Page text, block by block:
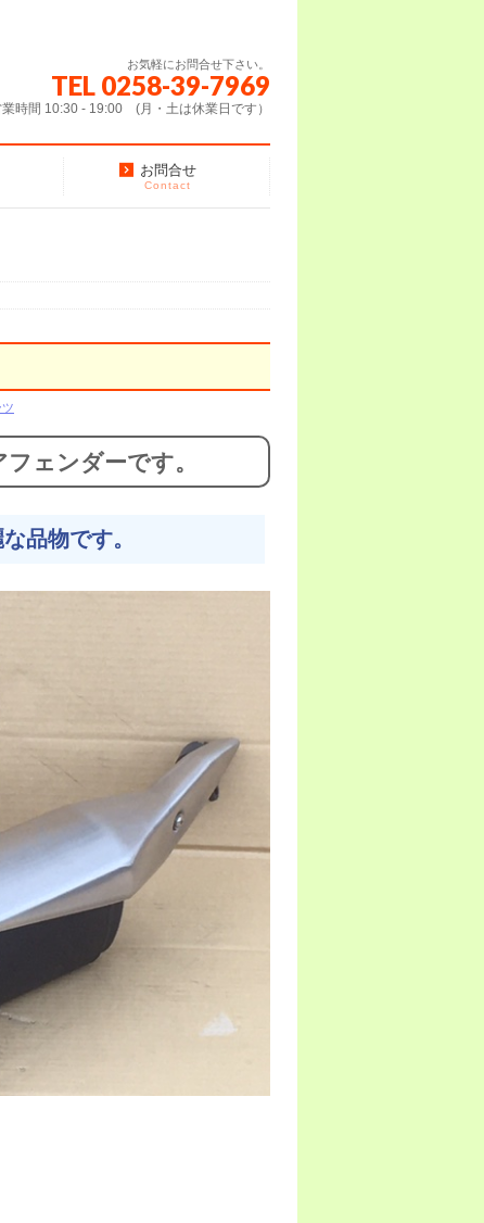
お気軽にお問合せ下さい。
TEL 0258-39-7969
業時間 10:30 - 19:00 (月・土は休業日です）
お問合せ
Contact
ツ
ェンダーです。
品物です。